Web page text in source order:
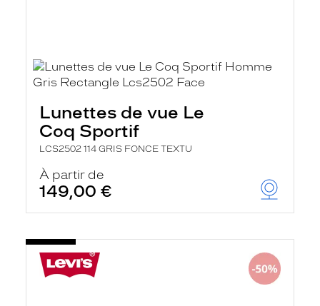
Lunettes de vue Le
Coq Sportif
LCS2502 114 GRIS FONCE TEXTU
À partir de
149,00 €